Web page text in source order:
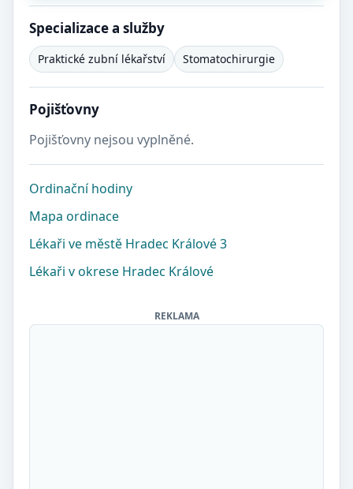
Specializace a služby
Praktické zubní lékařství Stomatochirurgie
Pojišťovny
Pojišťovny nejsou vyplněné.
Ordinační hodiny
Mapa ordinace
Lékaři ve městě Hradec Králové 3
Lékaři v okrese Hradec Králové
REKLAMA